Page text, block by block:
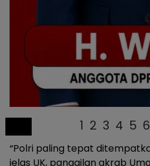
1 2 3 4 5 6
“Polri paling tepat
jelas UK, panggilan akrab